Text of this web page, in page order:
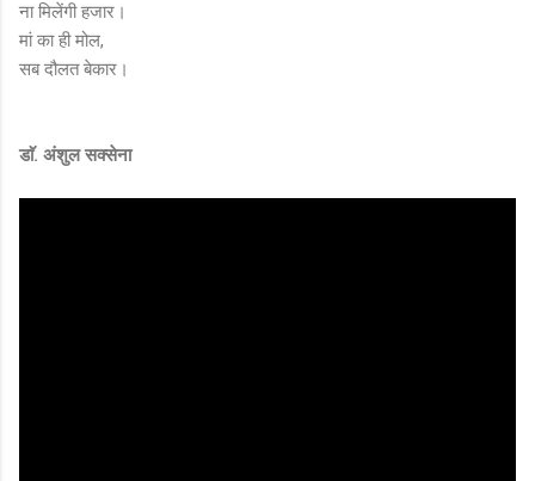
ना मिलेंगी हजार।
मां का ही मोल,
सब दौलत बेकार।
डाॅ. अंशुल सक्सेना